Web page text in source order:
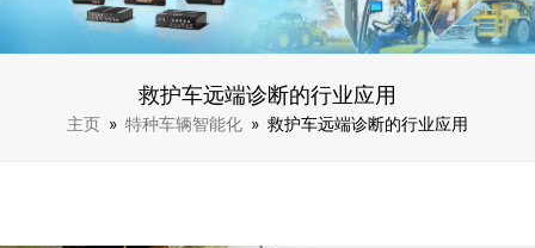
救护车远端诊断的行业应用
主页 » 特种车辆智能化 » 救护车远端诊断的行业应用